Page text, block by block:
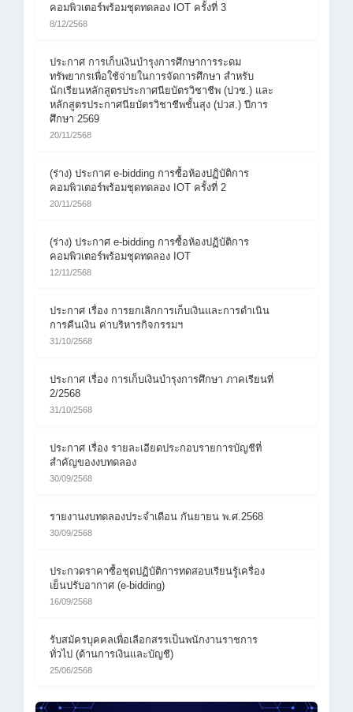
คอมพิวเตอร์พร้อมชุดทดลอง IOT ครั้งที่ 3
8/12/2568
ประกาศ การเก็บเงินบำรุงการศึกษาการระดม
ทรัพยากรเพื่อใช้จ่ายในการจัดการศึกษา สำหรับ
นักเรียนหลักสูตรประกาศนียบัตรวิชาชีพ (ปวช.) และ
หลักสูตรประกาศนียบัตรวิชาชีพชั้นสุง (ปวส.) ปีการ
ศึกษา 2569
20/11/2568
(ร่าง) ประกาศ e-bidding การซื้อห้องปฏิบัติการ
คอมพิวเตอร์พร้อมชุดทดลอง IOT ครั้งที่ 2
20/11/2568
(ร่าง) ประกาศ e-bidding การซื้อห้องปฏิบัติการ
คอมพิวเตอร์พร้อมชุดทดลอง IOT
12/11/2568
ประกาศ เรื่อง การยกเลิกการเก็บเงินและการดำเนิน
การคืนเงิน ค่าบริหารกิจกรรมฯ
31/10/2568
ประกาศ เรื่อง การเก็บเงินบำรุงการศึกษา ภาคเรียนที่
2/2568
31/10/2568
ประกาศ เรื่อง รายละเอียดประกอบรายการบัญชีที่
สำคัญของงบทดลอง
30/09/2568
รายงานงบทดลองประจำเดือน กันยายน พ.ศ.2568
30/09/2568
ประกวดราคาซื้อชุดปฏิบัติการทดสอบเรียนรู้เครื่อง
เย็นปรับอากาศ (e-bidding)
16/09/2568
รับสมัครบุคคลเพื่อเลือกสรรเป็นพนักงานราชการ
ทั่วไป (ด้านการเงินและบัญชี)
25/06/2568